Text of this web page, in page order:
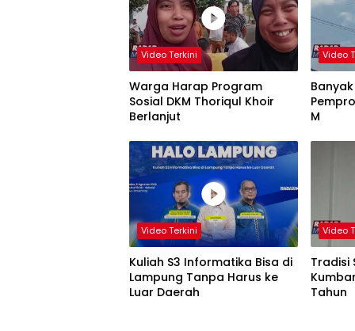
Video Terkini
Warga Harap Program
Sosial DKM Thoriqul Khoir
Berlanjut
Video
M
Video Terkini
Kuliah S3 Informatika Bisa di
Lampung Tanpa Harus ke
Luar Daerah
Video
Tradisi
Tahun